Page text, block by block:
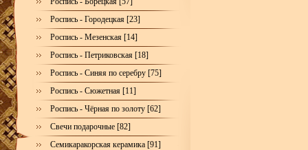
Роспись - Городецкая [23]
Роспись - Мезенская [14]
Роспись - Петриковская [18]
Роспись - Синяя по серебру [75]
Роспись - Сюжетная [11]
Роспись - Чёрная по золоту [62]
Свечи подарочные [82]
Семикаракорская керамика [91]